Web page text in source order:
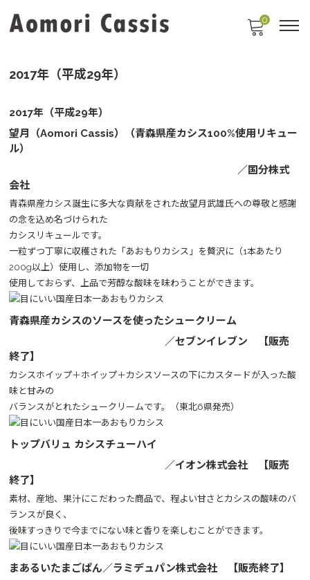
0
2017年（平成29年）
2017年（平成29年）
望月（Aomori Cassis）（青森県産カシス100%使用リキュー
ル）
／国分株式
会社
青森県産カシス誕生に多大な貢献をされた故望月武雄氏への尊敬と感謝
の念を込め名づけられた
カシスリキュールです。
一粒ずつ丁寧に収穫された「あおもりカシス」を贅沢に（1本あたり
200g以上）使用し、添加物を一切
使用しておらず、上品で芳醇な酸味を味わうことができます。
青森県産カシスのソースを使ったシュークリーム
／セブンイレブン 【販売
終了】
カシスホイップ＋ホイップ＋カシスソースの下にカスタードが入った酸
味と甘みの
バランスがとれたシュークリームです。（東北6県発売）
トップバリュ カシスチューハイ
／イオン株式会社 【販売
終了】
素材、産地、果汁にこだわった商品で、程よい甘さとカシスの酸味のバ
ランスが良く、
後味すっきりで今までにない味と香りを楽しむことができます。
まあるいたまごぱん／ラミデュパン株式会社 【販売終了】